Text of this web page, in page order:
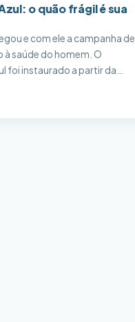
o quão frágil é sua
e com ele a campanha de
à saúde do homem. O
foi instaurado a partir da